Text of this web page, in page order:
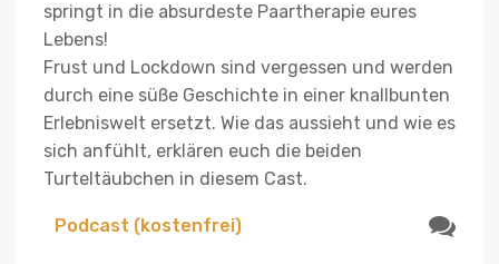
springt in die absurdeste Paartherapie eures
Lebens!
Frust und Lockdown sind vergessen und werden
durch eine süße Geschichte in einer knallbunten
Erlebniswelt ersetzt. Wie das aussieht und wie es
sich anfühlt, erklären euch die beiden
Turteltäubchen in diesem Cast.
Podcast (kostenfrei)